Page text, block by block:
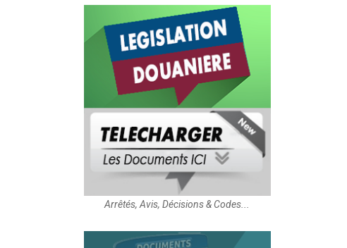
Arrêtés, Avis, Décisions & Codes...